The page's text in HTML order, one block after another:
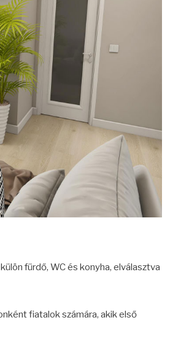
fürdő, WC és konyha, elválasztva
fiatalok számára, akik első